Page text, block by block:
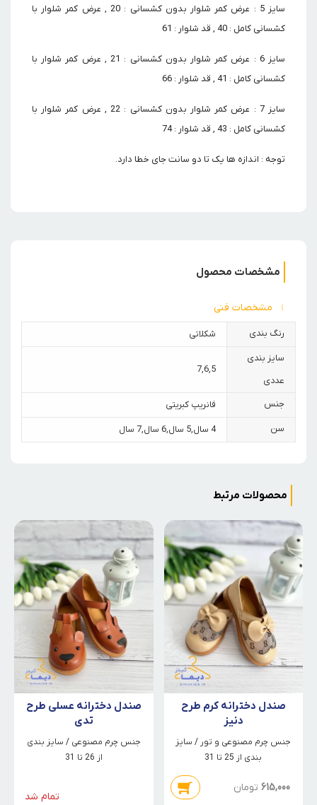
سایز 5 : عرض کمر شلوار بدون کشسانی : 20 , عرض کمر شلوار با
کشسانی کامل : 40 , قد شلوار : 61
سایز 6 : عرض کمر شلوار بدون کشسانی : 21 , عرض کمر شلوار با
کشسانی کامل : 41 , قد شلوار : 66
سایز 7 : عرض کمر شلوار بدون کشسانی : 22 , عرض کمر شلوار با
کشسانی کامل : 43 , قد شلوار : 74
توجه : اندازه ها یک تا دو سانت جای خطا دارد.
مشخصات محصول
مشخصات فنی
رنگ بندی شکلاتی
سایز بندی
عددی
5
,
6
,
7
جنس فانریپ کبریتی
سن 4 سال ,5 سال ,6 سال ,7 سال
محصولات مرتبط
صندل دخترانه کرم طرح
دنیز
جنس چرم مصنوعی و تور / سایز
بندی از 25 تا 31
615,000 تومان
صندل دخترانه عسلی طرح
تدی
جنس چرم مصنوعی / سایز بندی
از 26 تا 31
تمام شد